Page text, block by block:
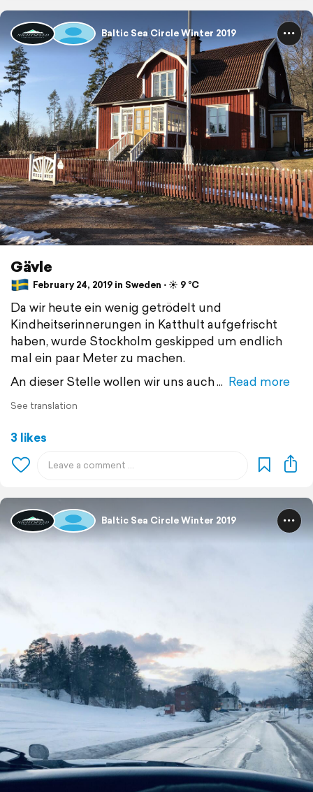
Baltic Sea Circle Winter 2019
Gävle
February 24, 2019 in Sweden ⋅ ☀️ 9 °C
Da wir heute ein wenig getrödelt und
Kindheitserinnerungen in Katthult aufgefrischt
haben, wurde Stockholm geskipped um endlich
mal ein paar Meter zu machen.
An dieser Stelle wollen wir uns auch
Read more
See translation
3 likes
Baltic Sea Circle Winter 2019